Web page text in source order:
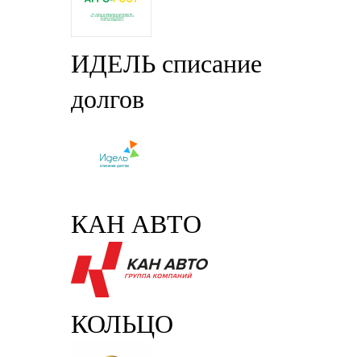
ИДЕЛЬ списание
долгов
КАН АВТО
КОЛЬЦО